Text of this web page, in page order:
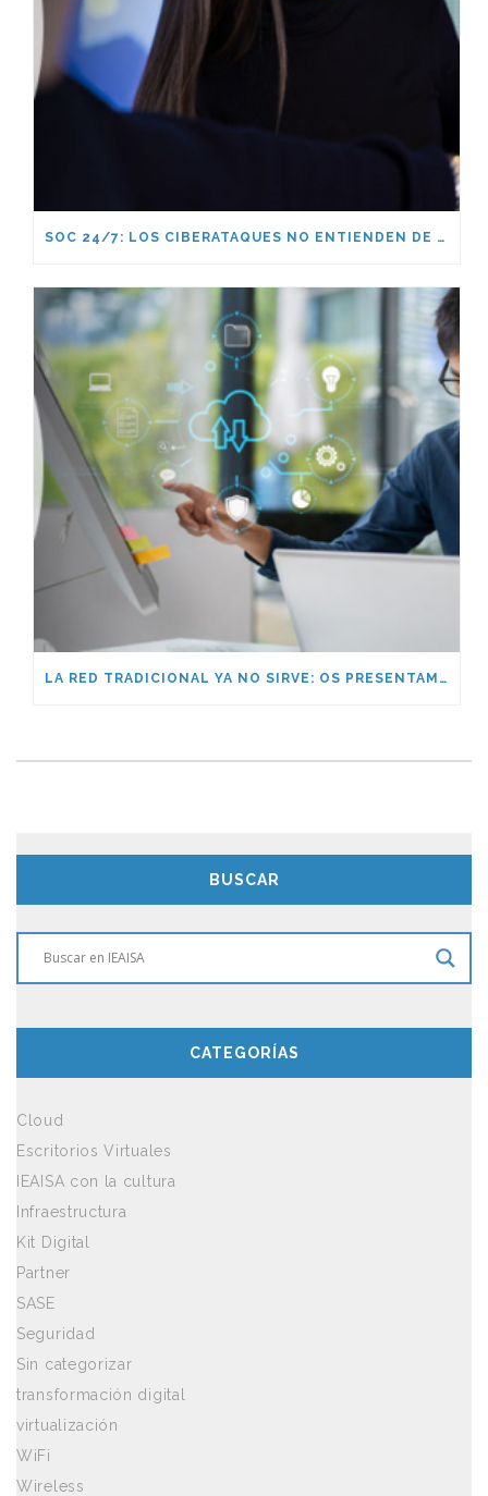
SOC 24/7: LOS CIBERATAQUES NO ENTIENDEN DE HORARIOS
LA RED TRADICIONAL YA NO SIRVE: OS PRESENTAMOS LA REVOLUCIÓN SASE DE CATO NETWORKS
BUSCAR
CATEGORÍAS
Cloud
Escritorios Virtuales
IEAISA con la cultura
Infraestructura
Kit Digital
Partner
SASE
Seguridad
Sin categorizar
transformación digital
virtualización
WiFi
Wireless